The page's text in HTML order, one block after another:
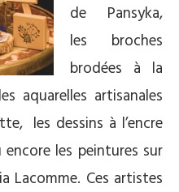
de Pansyka,
les broches
brodées à la
aquarelles artisanales
les dessins à l’encre
encore les peintures sur
Lacomme. Ces artistes